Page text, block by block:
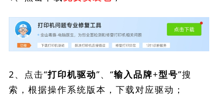
2、点击“打印机驱动”、“输入品牌+型号”搜
索，根据操作系统版本，下载对应驱动；